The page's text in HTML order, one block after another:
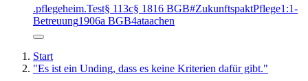
.pflegeheim.Test§ 113c§ 1816 BGB#ZukunftspaktPflege1:1-
Betreuung1906a BGB4ataachen
Start
"Es ist ein Unding, dass es keine Kriterien dafür gibt."